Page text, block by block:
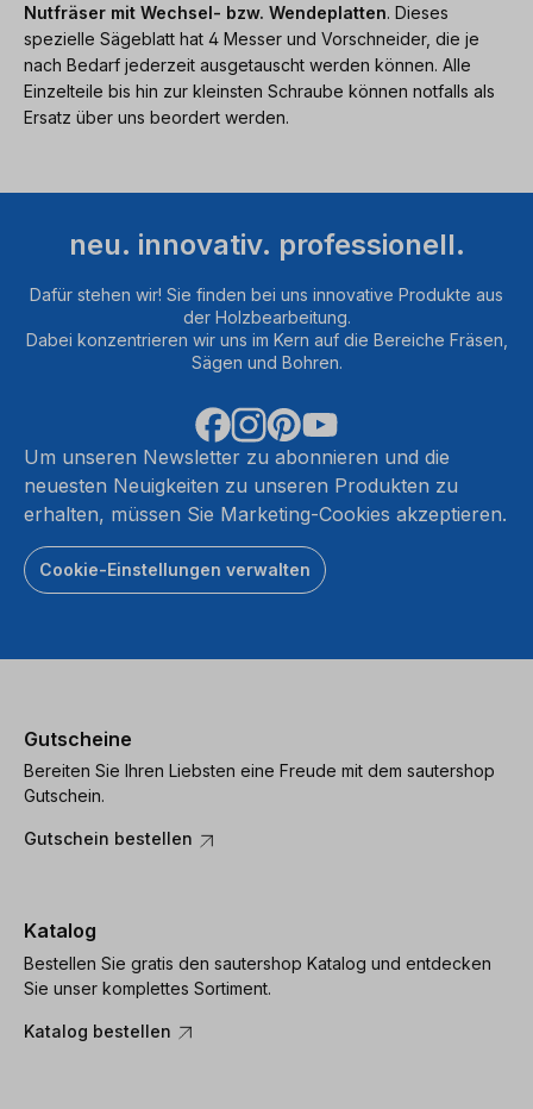
Nutfräser mit Wechsel- bzw. Wendeplatten. Dieses
spezielle Sägeblatt hat 4 Messer und Vorschneider, die je
nach Bedarf jederzeit ausgetauscht werden können. Alle
Einzelteile bis hin zur kleinsten Schraube können notfalls als
Ersatz über uns beordert werden.
neu. innovativ. professionell.
Dafür stehen wir! Sie finden bei uns innovative Produkte aus
der Holzbearbeitung.
Dabei konzentrieren wir uns im Kern auf die Bereiche Fräsen,
Sägen und Bohren.
Um unseren Newsletter zu abonnieren und die
neuesten Neuigkeiten zu unseren Produkten zu
erhalten, müssen Sie Marketing-Cookies akzeptieren.
Cookie-Einstellungen verwalten
Gutscheine
Bereiten Sie Ihren Liebsten eine Freude mit dem sautershop
Gutschein.
Gutschein bestellen
Katalog
Bestellen Sie gratis den sautershop Katalog und entdecken
Sie unser komplettes Sortiment.
Katalog bestellen